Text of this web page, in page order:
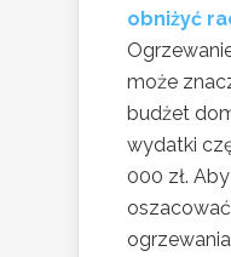
obniżyć
może
budżet
wydatki
000 zł.